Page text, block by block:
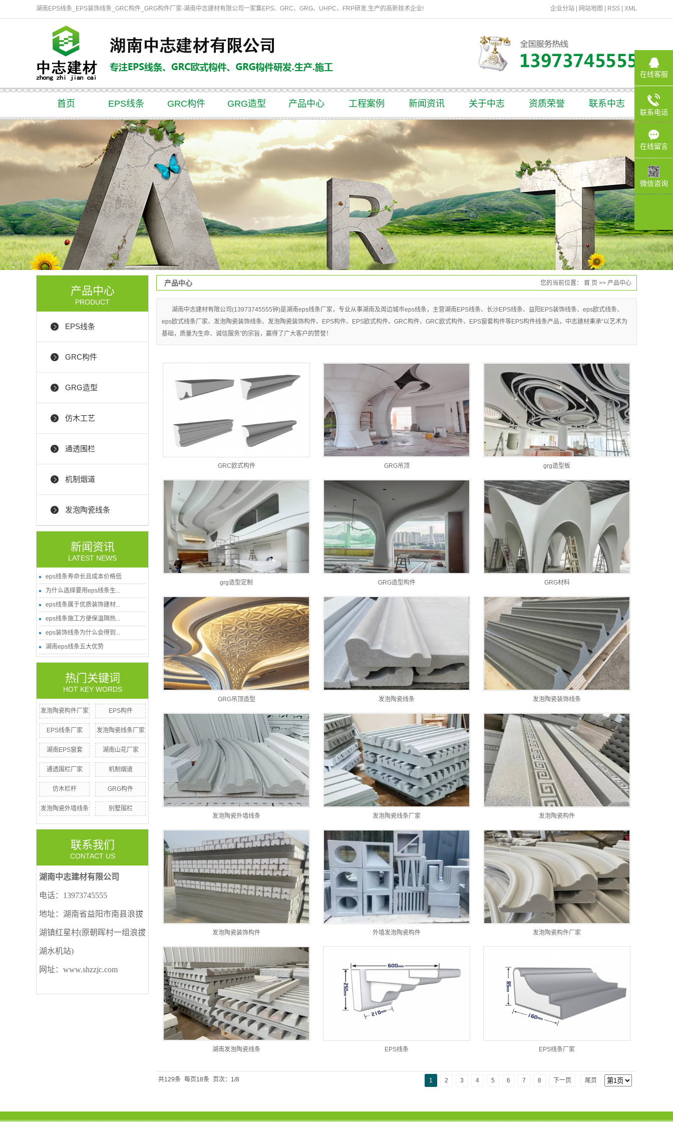
湖南EPS线条_EPS装饰线条_GRC构件_GRG构件厂家-湖南中志建材有限公司一家集EPS、GRC、GRG、UHPC、FRP研发.生产的高新技术企业! 企业分站 网站地图 RSS XML
首页 EPS线条 GRC构件 GRG造型 产品中心
GRC构件
仿木工艺
机制烟道
发泡陶瓷线条
工程案例
EPS线条工程
新闻资讯
中志动态
行业资讯
常见问答
关于中志
企业文化
厂房环境
资质荣誉 联系中志
产品中心
PRODUCT
EPS线条
GRC构件
GRG造型
仿木工艺
通透围栏
机制烟道
发泡陶瓷线条
新闻资讯
LATEST NEWS
eps线条寿命长且成本价格低
为什么选择要用eps线条生...
eps线条属于优质装饰建材...
eps线条施工方便保温隔热...
eps装饰线条为什么会得到...
湖南eps线条五大优势
热门关键词
HOT KEY WORDS
发泡陶瓷构件厂家 EPS构件
EPS线条厂家 发泡陶瓷线条厂家
湖南EPS窗套 湖南山花厂家
通透围栏厂家 机制烟道
仿木栏杆 GRG构件
发泡陶瓷外墙线条 别墅围栏
联系我们
CONTACT US
湖南中志建材有限公司
电话：13973745555
地址：湖南省益阳市南县浪拔
湖镇红星村(原朝晖村一组浪拔
湖水机站)
网址：www.shzzjc.com
产品中心 您的当前位置： 首 页 >> 产品中心
湖南中志建材有限公司(13973745555钟)是湖南eps线条厂家，专业从事湖南及周边城市eps线条，主营湖南EPS线条、长沙EPS线条、益阳EPS装饰线条、eps欧式线条、
eps欧式线条厂家、发泡陶瓷装饰线条、发泡陶瓷装饰构件、EPS构件、EPS欧式构件、GRC构件、GRC欧式构件、EPS窗套构件等EPS构件线条产品，中志建材秉承“以艺术为
基础，质量为生命、诚信服务”的宗旨，赢得了广大客户的赞誉！
GRC欧式构件 GRG吊顶 grg造型板
grg造型定制 GRG造型构件 GRG材料
GRG吊顶造型 发泡陶瓷线条 发泡陶瓷装饰线条
发泡陶瓷外墙线条 发泡陶瓷线条厂家 发泡陶瓷构件
发泡陶瓷装饰构件 外墙发泡陶瓷构件 发泡陶瓷构件厂家
湖南发泡陶瓷线条 EPS线条 EPS线条厂家
共129条 每页18条 页次：1/8 1 2 3 4 5 6 7 8 下一页 尾页
在线客服
联系电话
在线留言
微信咨询